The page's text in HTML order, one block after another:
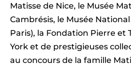
Matisse de Nice, le Musée
Cambrésis, le Musée
Paris), la Fondation Pierre et
York et de prestigieuses
au concours de la famille